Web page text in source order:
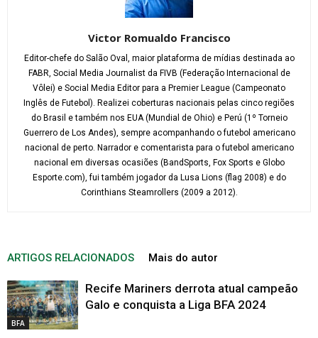
Victor Romualdo Francisco
Editor-chefe do Salão Oval, maior plataforma de mídias destinada ao
FABR, Social Media Journalist da FIVB (Federação Internacional de
Vôlei) e Social Media Editor para a Premier League (Campeonato
Inglês de Futebol). Realizei coberturas nacionais pelas cinco regiões
do Brasil e também nos EUA (Mundial de Ohio) e Perú (1º Torneio
Guerrero de Los Andes), sempre acompanhando o futebol americano
nacional de perto. Narrador e comentarista para o futebol americano
nacional em diversas ocasiões (BandSports, Fox Sports e Globo
Esporte.com), fui também jogador da Lusa Lions (flag 2008) e do
Corinthians Steamrollers (2009 a 2012).
ARTIGOS RELACIONADOS Mais do autor
BFA
Recife Mariners derrota atual campeão
Galo e conquista a Liga BFA 2024